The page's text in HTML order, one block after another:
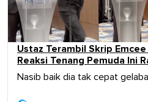
Ustaz Terambil Skrip
Reaksi Tenang Pemuda Ini
Nasib baik dia tak cepat